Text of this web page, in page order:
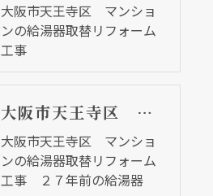
大阪市天王寺区 マンショ
ンの給湯器取替リフォーム
工事
大阪市天王寺区 マンションの給湯器取替リフォーム工事 ２７年前の給湯器
大阪市天王寺区 マンショ
ンの給湯器取替リフォーム
工事 ２７年前の給湯器